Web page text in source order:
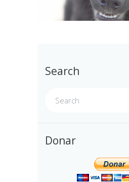
Search
Donar